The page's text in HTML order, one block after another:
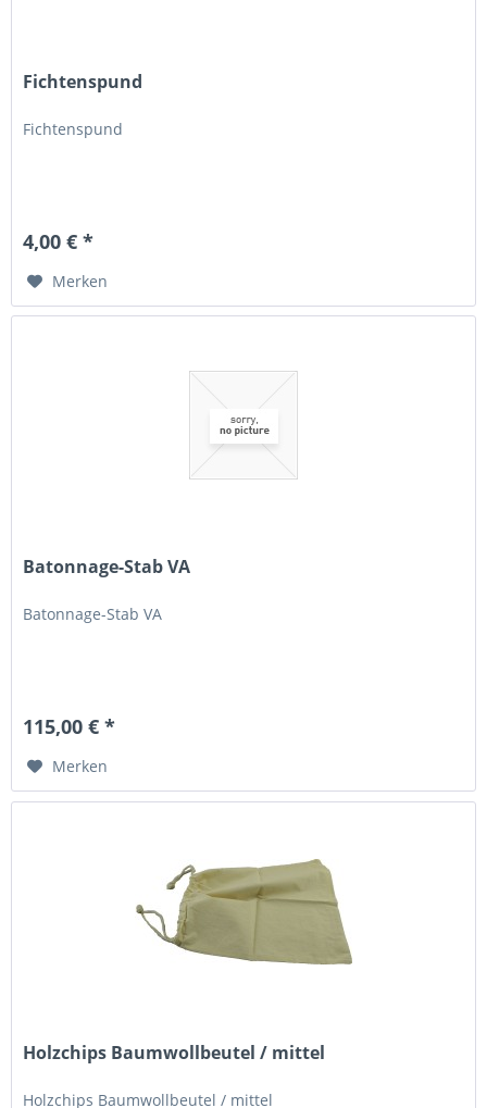
Fichtenspund
Fichtenspund
4,00 € *
Merken
Batonnage-Stab VA
Batonnage-Stab VA
115,00 € *
Merken
Holzchips Baumwollbeutel / mittel
Holzchips Baumwollbeutel / mittel